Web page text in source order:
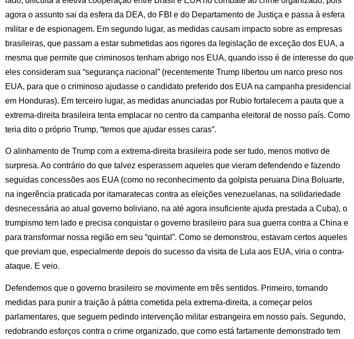
agora o assunto sai da esfera da DEA, do FBI e do Departamento de Justiça e passa à esfera
militar e de espionagem. Em segundo lugar, as medidas causam impacto sobre as empresas
brasileiras, que passam a estar submetidas aos rigores da legislação de exceção dos EUA, a
mesma que permite que criminosos tenham abrigo nos EUA, quando isso é de interesse do que
eles consideram sua “segurança nacional” (recentemente Trump libertou um narco preso nos
EUA, para que o criminoso ajudasse o candidato preferido dos EUA na campanha presidencial
em Honduras). Em terceiro lugar, as medidas anunciadas por Rubio fortalecem a pauta que a
extrema-direita brasileira tenta emplacar no centro da campanha eleitoral de nosso país. Como
teria dito o próprio Trump, “temos que ajudar esses caras”.
O alinhamento de Trump com a extrema-direita brasileira pode ser tudo, menos motivo de
surpresa. Ao contrário do que talvez esperassem aqueles que vieram defendendo e fazendo
seguidas concessões aos EUA (como no reconhecimento da golpista peruana Dina Boluarte,
na ingerência praticada por itamaratecas contra as eleições venezuelanas, na solidariedade
desnecessária ao atual governo boliviano, na até agora insuficiente ajuda prestada a Cuba), o
trumpismo tem lado e precisa conquistar o governo brasileiro para sua guerra contra a China e
para transformar nossa região em seu “quintal”. Como se demonstrou, estavam certos aqueles
que previam que, especialmente depois do sucesso da visita de Lula aos EUA, viria o contra-
ataque. E veio.
Defendemos que o governo brasileiro se movimente em três sentidos. Primeiro, tomando
medidas para punir a traição à pátria cometida pela extrema-direita, a começar pelos
parlamentares, que seguem pedindo intervenção militar estrangeira em nosso país. Segundo,
redobrando esforços contra o crime organizado, que como está fartamente demonstrado tem